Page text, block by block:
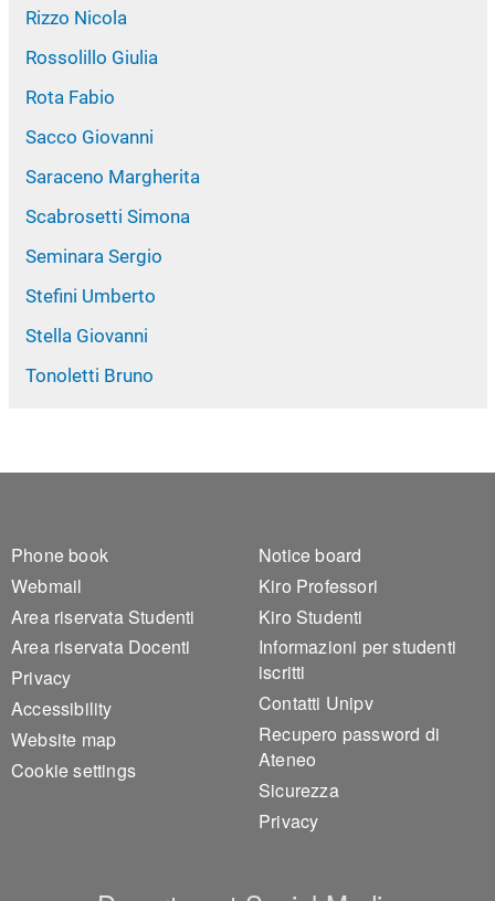
Rizzo Nicola
Rossolillo Giulia
Rota Fabio
Sacco Giovanni
Saraceno Margherita
Scabrosetti Simona
Seminara Sergio
Stefini Umberto
Stella Giovanni
Tonoletti Bruno
Footer 1
Phone book
Webmail
Area riservata Studenti
Area riservata Docenti
Privacy
Accessibility
Website map
Cookie settings
Footer 2
Notice board
Kiro Professori
Kiro Studenti
Informazioni per studenti
iscritti
Contatti Unipv
Recupero password di
Ateneo
Sicurezza
Privacy